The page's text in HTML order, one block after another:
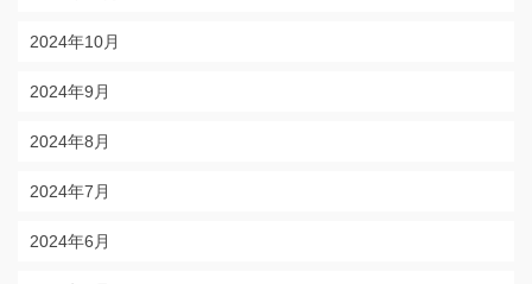
2024年10月
2024年9月
2024年8月
2024年7月
2024年6月